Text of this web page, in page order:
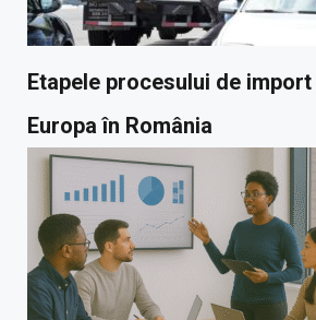
Etapele procesului de
Europa în România